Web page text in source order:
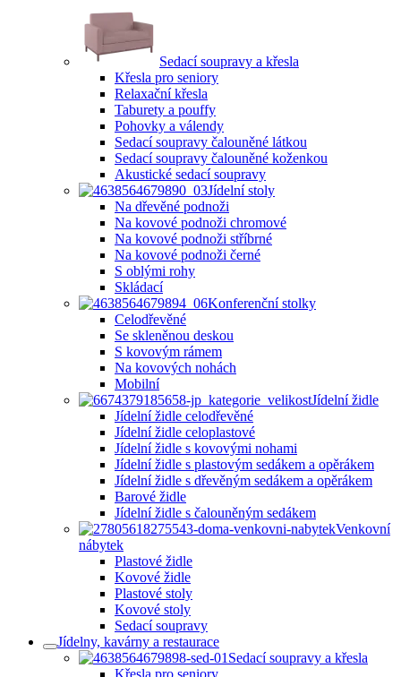
Sedací soupravy a křesla
Křesla pro seniory
Relaxační křesla
Taburety a pouffy
Pohovky a válendy
Sedací soupravy čalouněné látkou
Sedací soupravy čalouněné koženkou
Akustické sedací soupravy
Jídelní stoly
Na dřevěné podnoži
Na kovové podnoži chromové
Na kovové podnoži stříbrné
Na kovové podnoži černé
S oblými rohy
Skládací
Konferenční stolky
Celodřevěné
Se skleněnou deskou
S kovovým rámem
Na kovových nohách
Mobilní
Jídelní židle
Jídelní židle celodřevěné
Jídelní židle celoplastové
Jídelní židle s kovovými nohami
Jídelní židle s plastovým sedákem a opěrákem
Jídelní židle s dřevěným sedákem a opěrákem
Barové židle
Jídelní židle s čalouněným sedákem
Venkovní
nábytek
Plastové židle
Kovové židle
Plastové stoly
Kovové stoly
Sedací soupravy
Jídelny, kavárny a restaurace
Sedací soupravy a křesla
Křesla pro seniory